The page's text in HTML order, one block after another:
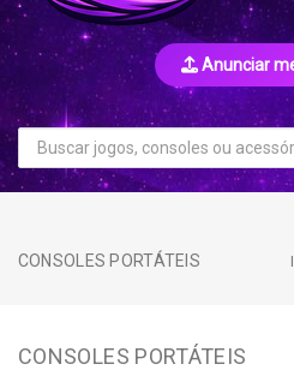
Anunciar
CONSOLES PORTÁTEIS
CONSOLES PORTÁTEIS